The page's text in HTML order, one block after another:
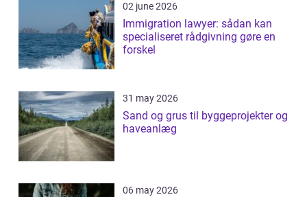
02 june 2026
Immigration lawyer: sådan kan
specialiseret rådgivning gøre en
forskel
31 may 2026
Sand og grus til byggeprojekter og
haveanlæg
06 may 2026